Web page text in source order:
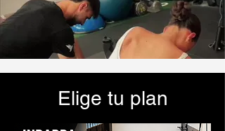
Elige tu plan